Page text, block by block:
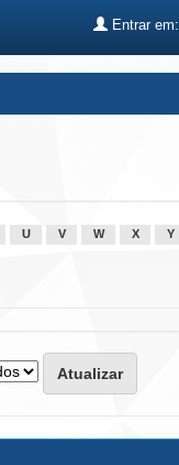
Entrar em:
U V W X Y